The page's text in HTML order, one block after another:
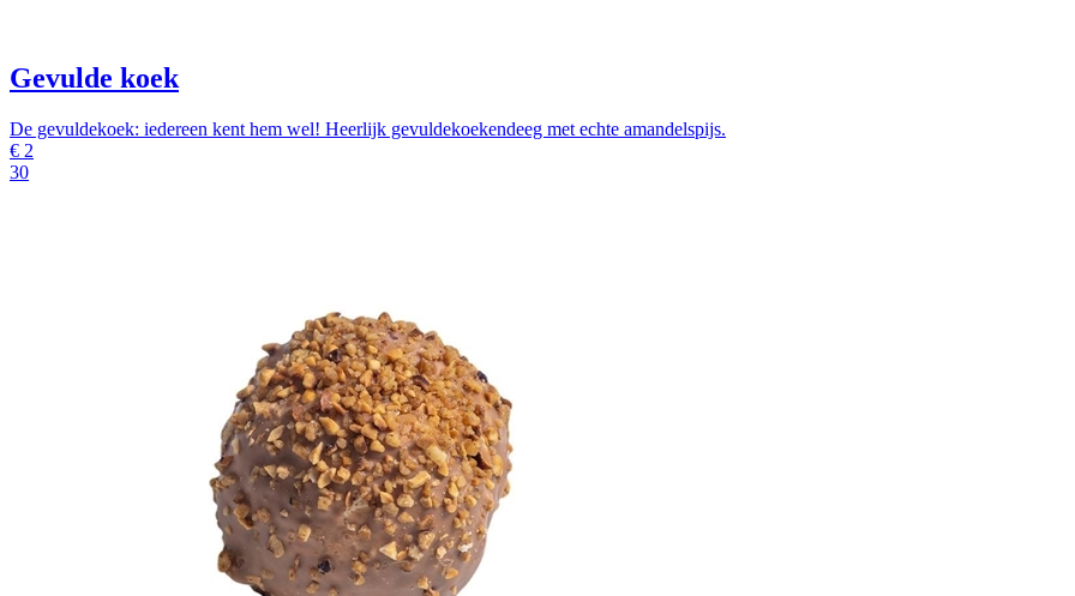
Gevulde koek
De gevuldekoek: iedereen kent hem wel! Heerlijk gevuldekoekendeeg met echte amandelspijs.
€ 2
30